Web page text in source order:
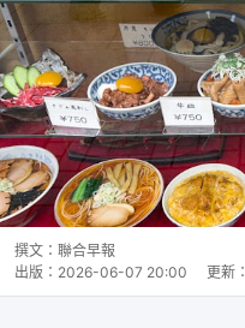
撰文： 聯合早報
出版： 2026-06-07 20:00 更新：